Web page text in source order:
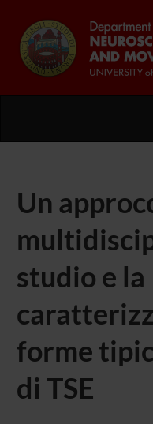
Un
studio e la
forme
di TSE